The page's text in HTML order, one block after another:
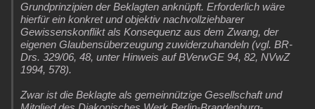
Grundprinzipien der Beklagten anknüpft. Erforderlich wäre
hierfür ein konkret und objektiv nachvollziehbarer
Gewissenskonflikt als Konsequenz aus dem Zwang, der
eigenen Glaubensüberzeugung zuwiderzuhandeln (vgl. BR-
Drs. 329/06, 48, unter Hinweis auf BVerwGE 94, 82, NVwZ
1994, 578).
Zwar ist die Beklagte als gemeinnützige Gesellschaft und